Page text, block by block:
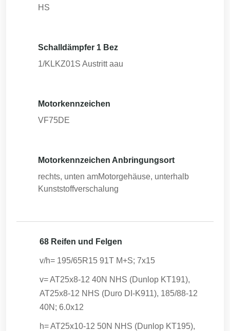
HS
Schalldämpfer 1 Bez
1/KLKZ01S Austritt aau
Motorkennzeichen
VF75DE
Motorkennzeichen Anbringungsort
rechts, unten amMotorgehäuse, unterhalb
Kunststoffverschalung
68 Reifen und Felgen
v/h= 195/65R15 91T M+S; 7x15
v= AT25x8-12 40N NHS (Dunlop KT191),
AT25x8-12 NHS (Duro DI-K911), 185/88-12
40N; 6.0x12
h= AT25x10-12 50N NHS (Dunlop KT195),